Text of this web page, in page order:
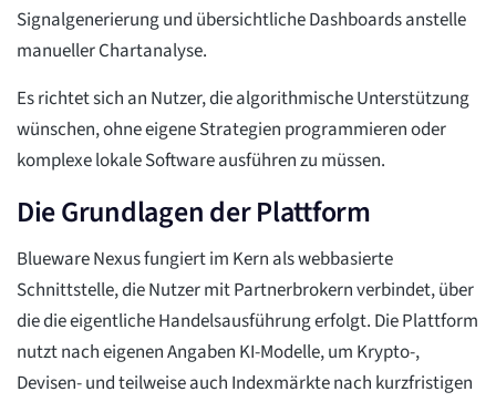
Signalgenerierung und übersichtliche Dashboards anstelle
manueller Chartanalyse.
Es richtet sich an Nutzer, die algorithmische Unterstützung
wünschen, ohne eigene Strategien programmieren oder
komplexe lokale Software ausführen zu müssen.
Die Grundlagen der Plattform
Blueware Nexus fungiert im Kern als webbasierte
Schnittstelle, die Nutzer mit Partnerbrokern verbindet, über
die die eigentliche Handelsausführung erfolgt. Die Plattform
nutzt nach eigenen Angaben KI-Modelle, um Krypto-,
Devisen- und teilweise auch Indexmärkte nach kurzfristigen